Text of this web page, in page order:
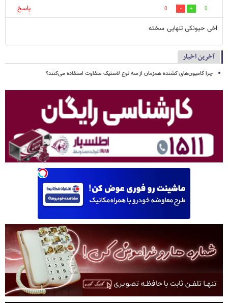
0
0
پاسخ
اخی حیونکی تنهایی سخته
آخرین اخبار
چرا کامیون‌های کشنده همزمان از سه نوع لاستیک متفاوت استفاده می‌کنند؟